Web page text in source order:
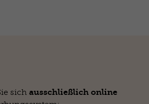
sich ausschließlich online